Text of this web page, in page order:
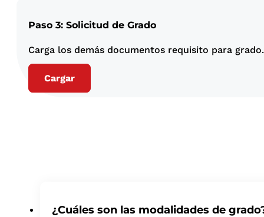
Paso 3: Solicitud de Grado
Carga los demás documentos requisito para grado.
Cargar
¿Cuáles son las modalidades de